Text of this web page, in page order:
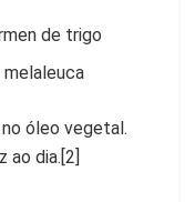
de trigo
óleo vegetal.
ao dia.[2]